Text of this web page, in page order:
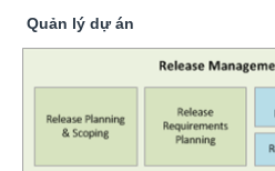
Quản lý dự án